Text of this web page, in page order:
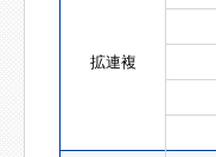
拡連複